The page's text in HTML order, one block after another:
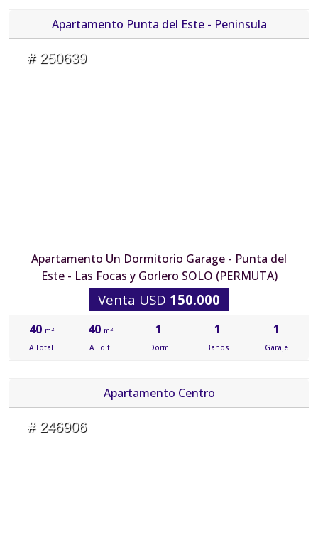
Apartamento Punta del Este - Peninsula
# 250639
Apartamento Un Dormitorio Garage - Punta del
Este - Las Focas y Gorlero SOLO (PERMUTA)
Venta USD 150.000
40 m2
A.Total
40 m2
A.Edif.
1
Dorm
1
Baños
1
Garaje
Apartamento Centro
# 246906